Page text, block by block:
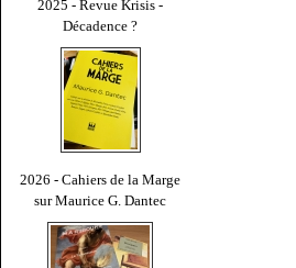
2025 - Revue Krisis -
Décadence ?
2026 - Cahiers de la Marge
sur Maurice G. Dantec